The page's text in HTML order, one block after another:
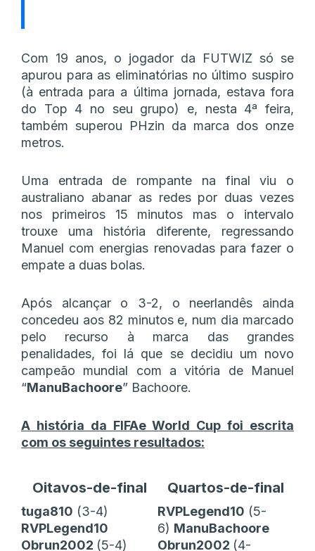
Com 19 anos, o jogador da FUTWIZ só se
apurou para as eliminatórias no último suspiro
(à entrada para a última jornada, estava fora
do Top 4 no seu grupo) e, nesta 4ª feira,
também superou PHzin da marca dos onze
metros.
Uma entrada de rompante na final viu o
australiano abanar as redes por duas vezes
nos primeiros 15 minutos mas o intervalo
trouxe uma história diferente, regressando
Manuel com energias renovadas para fazer o
empate a duas bolas.
Após alcançar o 3-2, o neerlandês ainda
concedeu aos 82 minutos e, num dia marcado
pelo recurso à marca das grandes
penalidades, foi lá que se decidiu um novo
campeão mundial com a vitória de Manuel
“ManuBachoore” Bachoore.
A história da FIFAe World Cup foi escrita
com os seguintes resultados:
Oitavos-de-final Quartos-de-final
tuga810 (3-4)
RVPLegend10
RVPLegend10 (5-
6) ManuBachoore
Obrun2002 (5-4) Obrun2002 (4-